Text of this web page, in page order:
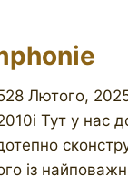
28 Лютого,
Тут у нас
із